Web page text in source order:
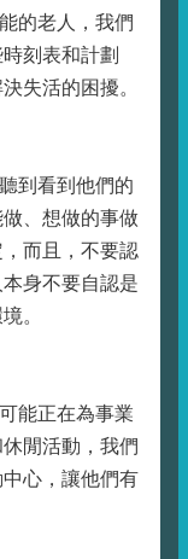
的老人，我們
刻表和計劃
失活的困擾。
到看到他們的
、想做的事做
而且，不要認
身不要自認是
。
能正在為事業
閒活動，我們
心，讓他們有